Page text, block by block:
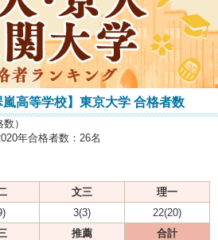
嵐高等学校】東京大学 合格者数
）
年合格者数：26名
文三
理一
3(3)
22(20)
推薦 合計